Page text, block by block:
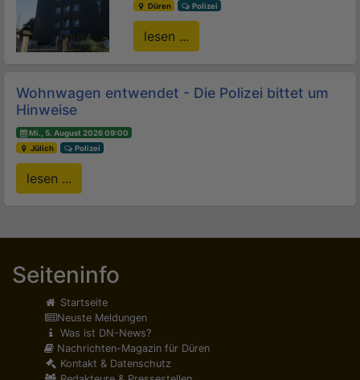
Düren
Polizei
lesen ...
Wohnwagen entwendet - Die Polizei bittet um
Hinweise
Mi., 5. August 2026 09:00
Jülich
Polizei
lesen ...
Seiteninfo
Startseite
Neuste Meldungen
Was ist DN-News?
Nachrichten-Magazin für Düren
Kontakt & Datenschutz